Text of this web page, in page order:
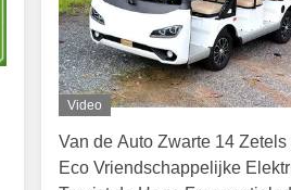
Video
Van de Auto Zwarte 14 Zetels
Eco Vriendschappelijke